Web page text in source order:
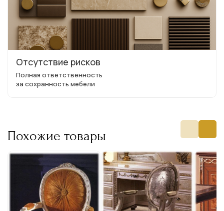
Отсутствие рисков
Полная ответственность
за сохранность мебели
Похожие товары